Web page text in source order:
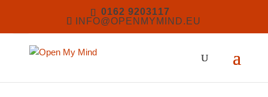
0162 9203117
INFO@OPENMYMIND.EU